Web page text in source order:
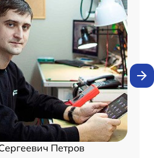
Петров